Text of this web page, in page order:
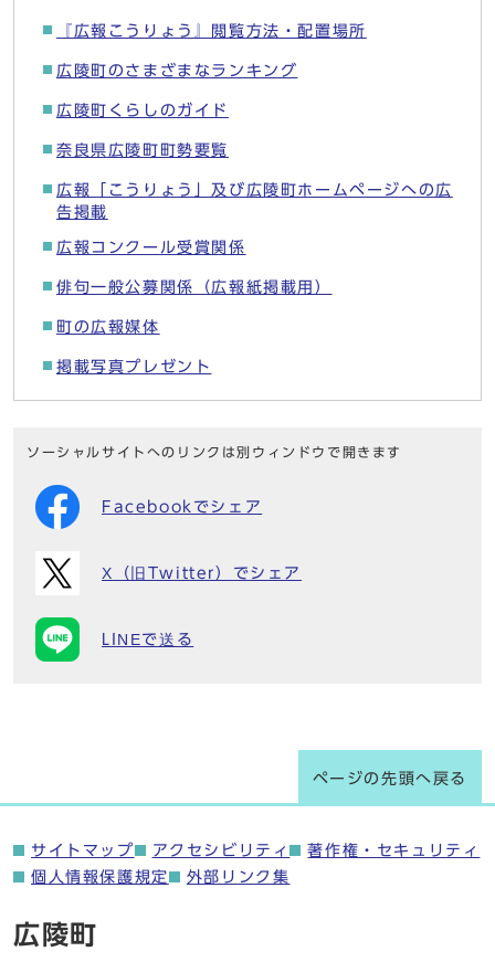
『広報こうりょう』閲覧方法・配置場所
広陵町のさまざまなランキング
広陵町くらしのガイド
奈良県広陵町町勢要覧
広報「こうりょう」及び広陵町ホームページへの広
告掲載
広報コンクール受賞関係
俳句一般公募関係（広報紙掲載用）
町の広報媒体
掲載写真プレゼント
ソーシャルサイトへのリンクは別ウィンドウで開きます
Facebookでシェア
X（旧Twitter）でシェア
LINEで送る
ページの先頭へ戻る
サイトマップ アクセシビリティ
著作権・セキュリティ
個人情報保護規定
外部リンク集
広陵町